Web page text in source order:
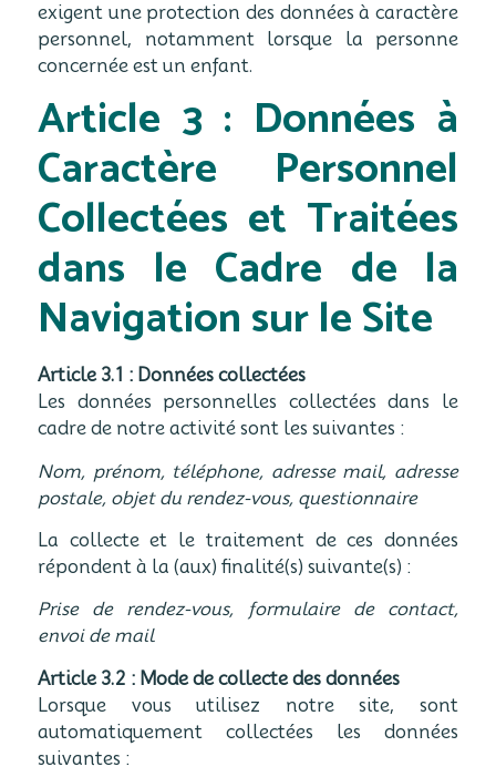
exigent une protection des données à caractère
personnel, notamment lorsque la personne
concernée est un enfant.
Article 3 : Données à
Caractère Personnel
Collectées et Traitées
dans le Cadre de la
Navigation sur le Site
Article 3.1 : Données collectées
Les données personnelles collectées dans le
cadre de notre activité sont les suivantes :
Nom, prénom, téléphone, adresse mail, adresse
postale, objet du rendez-vous, questionnaire
La collecte et le traitement de ces données
répondent à la (aux) finalité(s) suivante(s) :
Prise de rendez-vous, formulaire de contact,
envoi de mail
Article 3.2 : Mode de collecte des données
Lorsque vous utilisez notre site, sont
automatiquement collectées les données
suivantes :